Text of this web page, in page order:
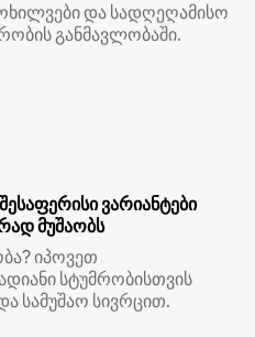
და სადღეღამისო
განმავლობაში.
ვარიანტები
მუშაობს
იპოვეთ
სტუმრობისთვის
სამუშაო სივრცით.